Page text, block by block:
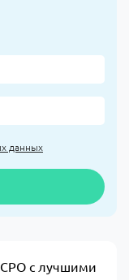
данных
с лучшими